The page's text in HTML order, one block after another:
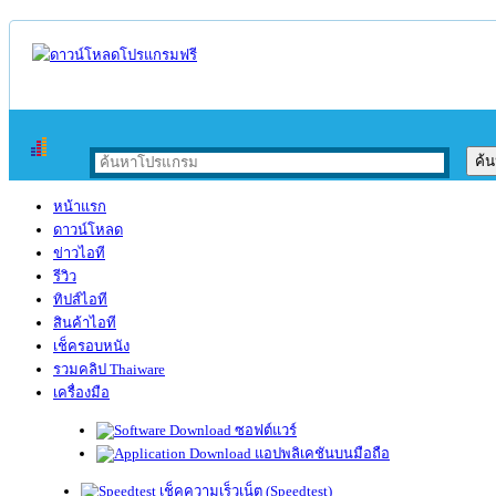
หน้าแรก
ดาวน์โหลด
ข่าวไอที
รีวิว
ทิปส์ไอที
สินค้าไอที
เช็ครอบหนัง
รวมคลิป Thaiware
เครื่องมือ
ซอฟต์แวร์
แอปพลิเคชันบนมือถือ
เช็คความเร็วเน็ต (Speedtest)